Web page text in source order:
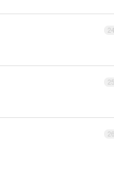
24
25
26